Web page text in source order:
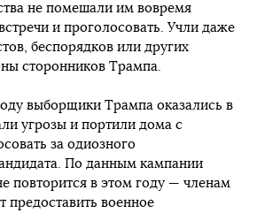
не помешали им вовремя
и проголосовать. Учли даже
беспорядков или других
сторонников Трампа.
выборщики Трампа оказались в
угрозы и портили дома с
за одиозного
По данным кампании
повторится в этом году — членам
предоставить военное